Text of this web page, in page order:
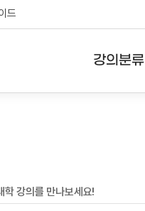
드
강의분류
학 강의를 만나보세요!